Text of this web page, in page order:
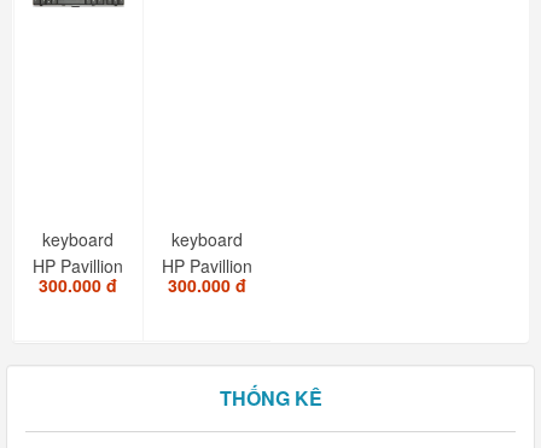
keyboard
HP Pavillion
DV6000
300.000 đ
keyboard
HP Pavillion
DV2000,
300.000 đ
THỐNG KÊ